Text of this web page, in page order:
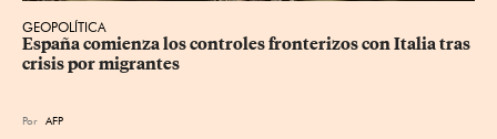
GEOPOLÍTICA
España comienza los controles fronterizos con Italia tras
crisis por migrantes
Por AFP